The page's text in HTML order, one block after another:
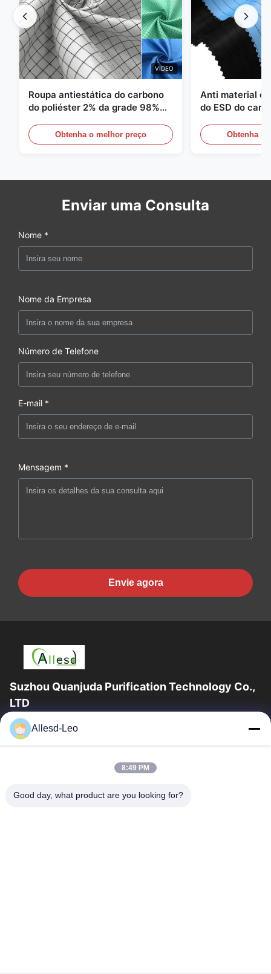
VIDEO
Roupa antiestática do carbono
do poliéster 2% da grade 98%
Obtenha o melhor preço
Anti material
do ESD do
Obtenha o
Enviar uma Consulta
Nome *
Nome da Empresa
Número de Telefone
E-mail *
Mensagem *
Envie agora
Suzhou Quanjuda Purification Technology Co.,
LTD
a experiência 16years, como um fabricante e um exportador
principais de ESD & produtos da sala de limpeza, nós
Casa
Produtos
Allesd-Leo
8:49 PM
Good day, what product are you looking for?